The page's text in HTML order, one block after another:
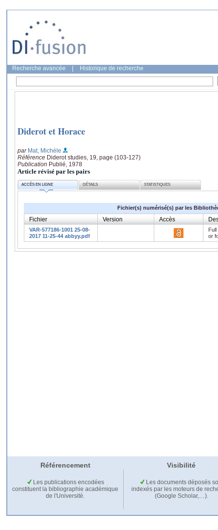
Recherche avancée Historique de recherche
Diderot et Horace
par Mat, Michèle
Référence Diderot studies, 19, page (103-127)
Publication Publié, 1978
Article révisé par les pairs
ACCÈS EN LIGNE DÉTAILS STATISTIQUES
Fichier(s) numérisé(s) par les
Fichier Version Accès
VAR-577186-1001 25-08-
2017 11-25-44 abbyy.pdf
or
Référencement Visibilité
Les publications encodées
constituent la bibliographie académique
de l'Université.
Les documents déposés
indexés par les moteurs de
(Google Scholar,…).